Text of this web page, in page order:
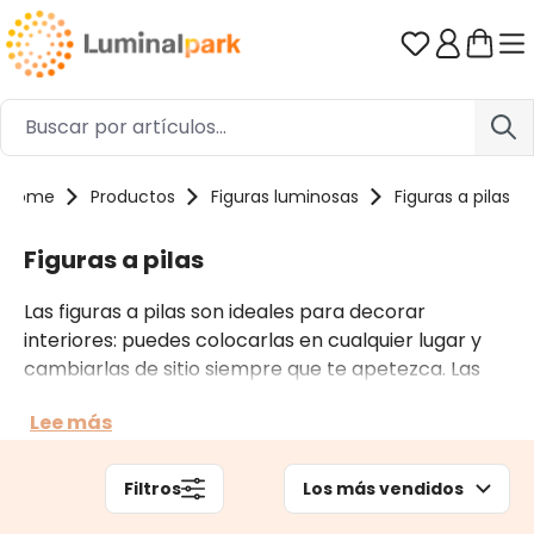
Saltar al contenido principal Tienes 0
Home Productos Figuras luminosas Figuras a pilas
Figuras a pilas
Las figuras a pilas son ideales para decorar
interiores: puedes colocarlas en cualquier lugar y
cambiarlas de sitio siempre que te apetezca. Las
apoyar sobre un mueble o leja. Llevan un portapilas
On/Off y a veces un temporizador.
Lee más
Filtros Los más vendidos